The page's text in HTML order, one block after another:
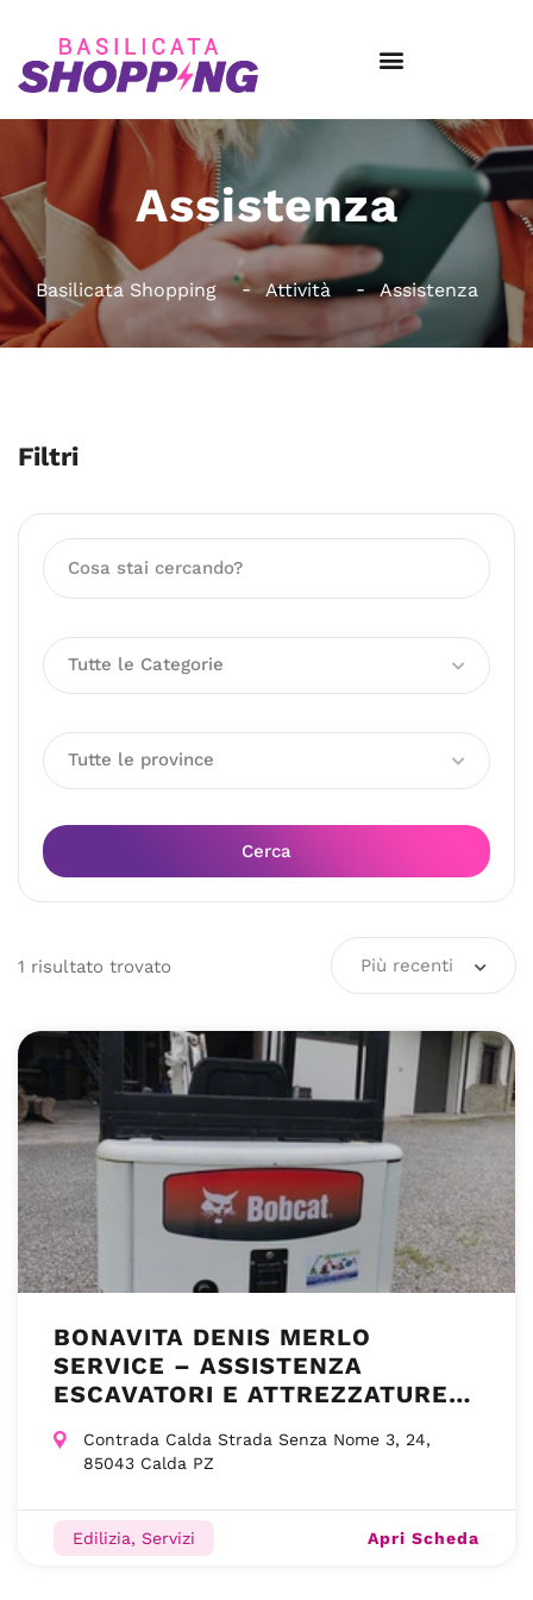
Assistenza
Basilicata Shopping Attività Assistenza
Filtri
Tutte le Categorie
Tutte le province
Cerca
1 risultato trovato Più recenti
BONAVITA DENIS MERLO
SERVICE – ASSISTENZA
ESCAVATORI E ATTREZZATURE –
Contrada Calda Strada Senza Nome 3, 24,
85043 Calda PZ
Edilizia, Servizi Apri Scheda